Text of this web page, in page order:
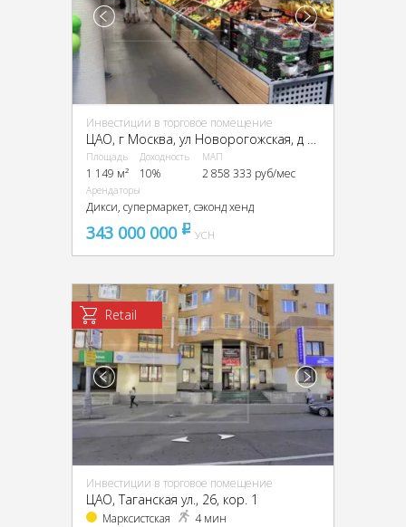
Инвестиции в торговое помещение
Площадь
1 149 м²
Доходность
10%
МАП
2 858 333 руб/мес
Арендаторы
Дикси, супермаркет, сэконд хенд
343 000 000 pуб
УСН
Retail
Инвестиции в торговое помещение
ЦАО, Таганская ул., 26, кор. 1
Марксистская 4 мин